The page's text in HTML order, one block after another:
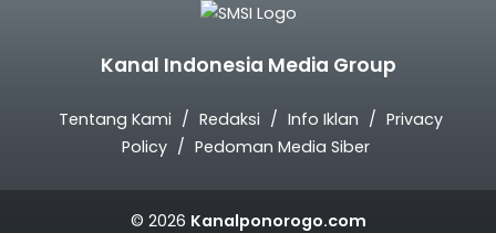
Kanal Indonesia Media Group
Tentang Kami Redaksi Info Iklan
Privacy
Policy
Pedoman Media Siber
© 2026 Kanalponorogo.com